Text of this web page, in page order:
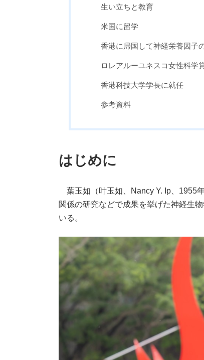
生い立ちと教育
米国に留学
香港に帰国して神経栄養因子
ロレアルーユネスコ女性科学
香港科技大学学長に就任
参考資料
はじめに
葉玉如（叶玉如、Nancy Y. Ip、1955年
関係の研究などで成果を挙げた神経生
いる。